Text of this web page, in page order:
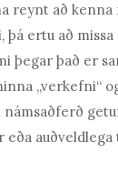
reynt að kenna
þá ertu að
þegar það er
„verkefni“